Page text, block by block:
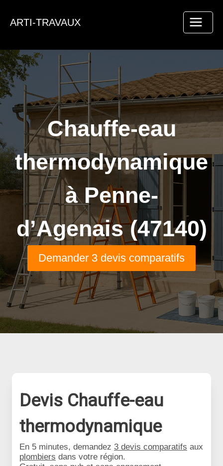
ARTI-TRAVAUX
Chauffe-eau
thermodynamique
à Penne-
d’Agenais (47140)
Demander 3 devis comparatifs
Devis Chauffe-eau
thermodynamique
En 5 minutes, demandez 3 devis comparatifs aux
plombiers dans votre région.